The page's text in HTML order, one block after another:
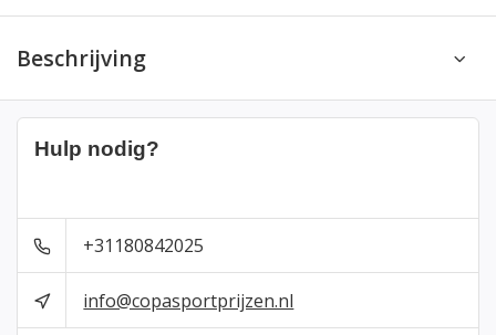
Beschrijving
Hulp nodig?
+31180842025
info@copasportprijzen.nl